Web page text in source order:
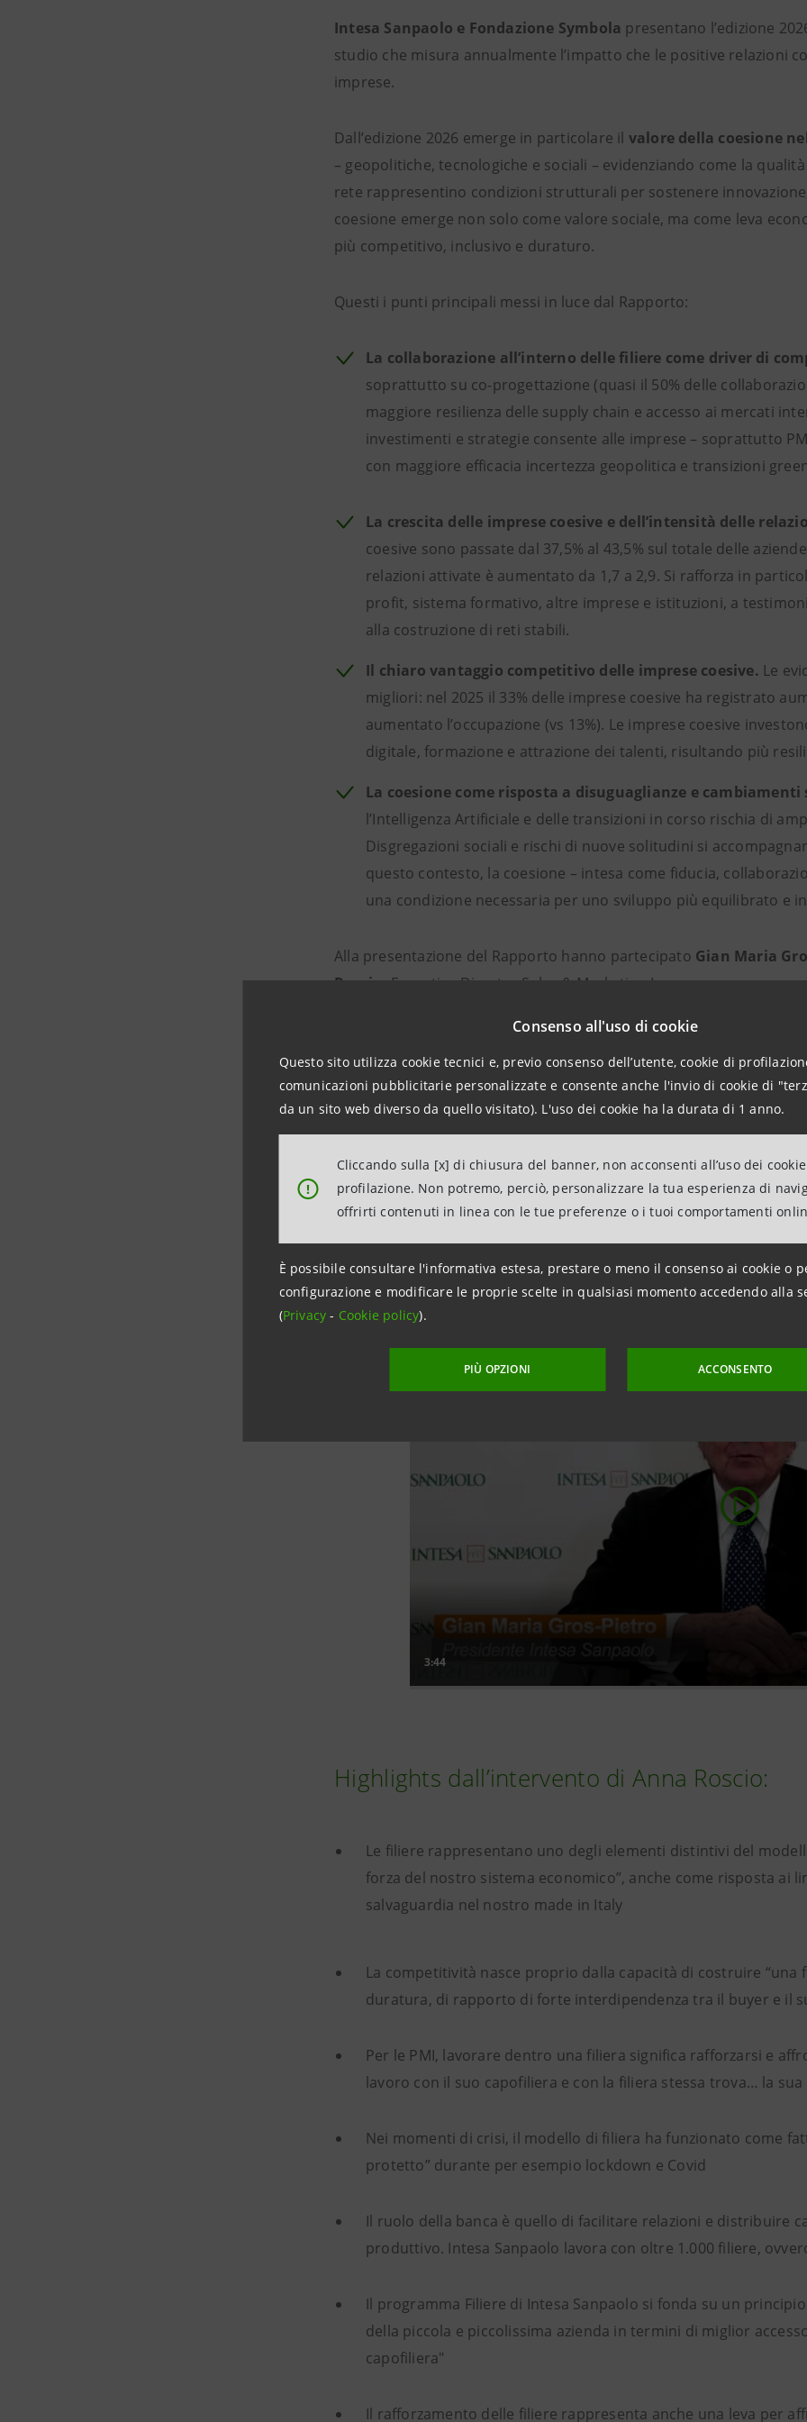
Consenso all'uso di cookie
Questo sito utilizza cookie tecnici e, previo consenso dell’utente, cookie di
comunicazioni pubblicitarie personalizzate e consente anche l'invio di cookie di
da un sito web diverso da quello visitato). L'uso dei cookie ha la durata di 1 anno.
!
Cliccando sulla [x] di chiusura del banner, non acconsenti all’uso dei
profilazione. Non potremo, perciò, personalizzare la tua esperienza di
offrirti contenuti in linea con le tue preferenze o i tuoi comportamenti
È possibile consultare l'informativa estesa, prestare o meno il consenso ai cookie o
configurazione e modificare le proprie scelte in qualsiasi momento accedendo alla
(Privacy- Cookie policy).
PIÙ OPZIONI ACCONSENTO
Intesa Sanpaolo e Fondazione Symbola presentano l’edizione
studio che misura annualmente l’impatto che le positive relazioni
imprese.
Dall’edizione 2026 emerge in particolare il valore della coesione
– geopolitiche, tecnologiche e sociali – evidenziando come la
rete rappresentino condizioni strutturali per sostenere
coesione emerge non solo come valore sociale, ma come leva
più competitivo, inclusivo e duraturo.
Questi i punti principali messi in luce dal Rapporto:
La collaborazione all’interno delle filiere come driver di
soprattutto su co-progettazione (quasi il 50% delle
maggiore resilienza delle supply chain e accesso ai mercati
investimenti e strategie consente alle imprese – soprattutto
con maggiore efficacia incertezza geopolitica e transizioni
La crescita delle imprese coesive e dell’intensità delle
coesive sono passate dal 37,5% al 43,5% sul totale delle
relazioni attivate è aumentato da 1,7 a 2,9. Si rafforza in
profit, sistema formativo, altre imprese e istituzioni, a
alla costruzione di reti stabili.
Il chiaro vantaggio competitivo delle imprese coesive. Le
migliori: nel 2025 il 33% delle imprese coesive ha registrato
aumentato l’occupazione (vs 13%). Le imprese coesive
digitale, formazione e attrazione dei talenti, risultando più
La coesione come risposta a disuguaglianze e cambiamenti
l’Intelligenza Artificiale e delle transizioni in corso rischia di
Disgregazioni sociali e rischi di nuove solitudini si
questo contesto, la coesione – intesa come fiducia,
una condizione necessaria per uno sviluppo più equilibrato e
Alla presentazione del Rapporto hanno partecipato Gian Maria
Roscio,Executive Director Sales & Marketing Imprese.
Il Rapporto “Coesione è Competizione” 2026 è realizzato da
Centro Studi delle Camere di commercio Guglielmo Tagliacarne in
Scarica il Rapporto “Coesione è Competizione” 2026.
Guarda l’intervento introduttivo del
Highlights dall’intervento di Anna Roscio:
Le filiere rappresentano uno degli elementi distintivi del
forza del nostro sistema economico”, anche come risposta ai
salvaguardia nel nostro made in Italy
La competitività nasce proprio dalla capacità di costruire “una
duratura, di rapporto di forte interdipendenza tra il buyer e il
Per le PMI, lavorare dentro una filiera significa rafforzarsi e
lavoro con il suo capofiliera e con la filiera stessa trova… la sua
Nei momenti di crisi, il modello di filiera ha funzionato come
protetto” durante per esempio lockdown e Covid
Il ruolo della banca è quello di facilitare relazioni e distribuire
produttivo. Intesa Sanpaolo lavora con oltre 1.000 filiere,
Il programma Filiere di Intesa Sanpaolo si fonda su un
della piccola e piccolissima azienda in termini di miglior
capofiliera"
Il rafforzamento delle filiere rappresenta anche una leva per